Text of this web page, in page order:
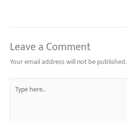
Leave a Comment
Your email address will not be published.
here..